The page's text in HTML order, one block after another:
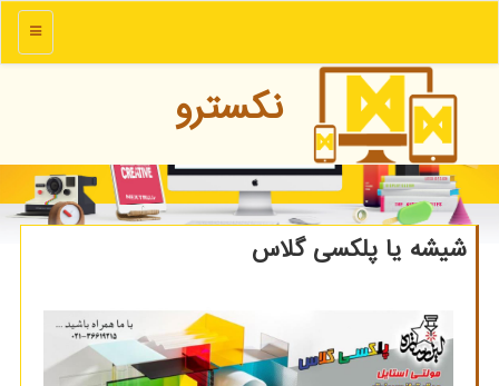
منو
نكسترو
شیشه یا پلكسی گلاس